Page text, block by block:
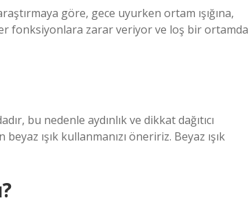
göre, gece uyurken ortam ışığına,
fonksiyonlara zarar veriyor ve loş bir ortamda
bu nedenle aydınlık ve dikkat dağıtıcı
ışık kullanmanızı öneririz. Beyaz ışık